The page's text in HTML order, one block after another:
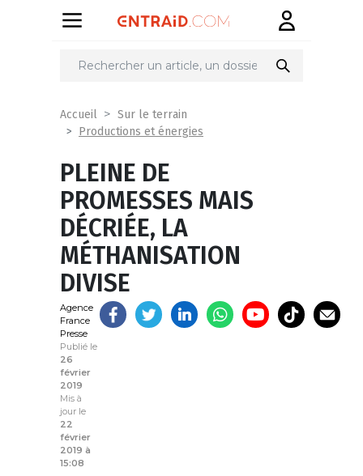
Partager
Accueil
Sur le terrain
Productions et énergies
PLEINE DE
PROMESSES MAIS
DÉCRIÉE, LA
MÉTHANISATION
DIVISE
Agence
France
Presse
Publié le
26
février
2019
Mis à
jour le
22
février
2019 à
15:08